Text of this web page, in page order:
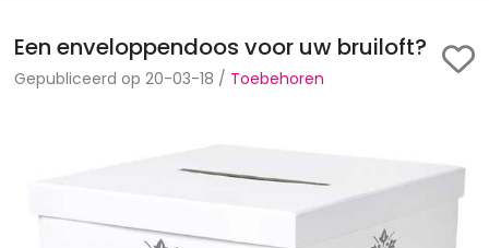
Een enveloppendoos voor uw bruiloft?
Gepubliceerd op 20-03-18 / Toebehoren